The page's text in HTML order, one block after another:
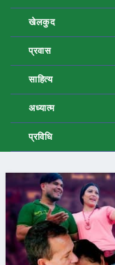
खेलकुद
प्रवास
साहित्य
अध्यात्म
प्रविधि